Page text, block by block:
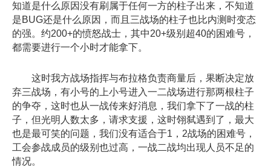
知道是什么原因没有刷属于任何一方的柱子出来，不知道
是BUG还是什么原因，而且三战场的柱子也比内测时变态
的强。约200+的愤怒战士，其中20+级别超40的困难号，
都需要进行一个小时才能拿下。
这时我方战场指挥与布拉格负责商量后，果断决定放
弃三战场，有小号的上小号进入一二战场进行那两根柱子
的争夺，这时也从一战传来好消息，我们拿下了一战的柱
子，但光明人数太多，请求支援，这时翎弑遇到了，最大
也是最可笑的问题，我们没有适合于1，2战场的困难号，
工会参战成员的级别也过高，一战二战均出现人员不足的
情况。